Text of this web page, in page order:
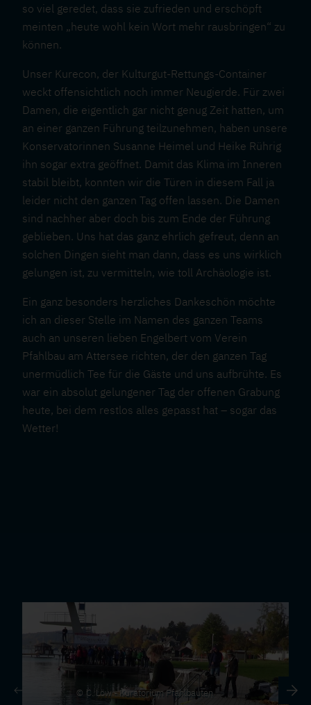
so viel geredet, dass sie zufrieden und erschöpft
meinten „heute wohl kein Wort mehr rausbringen“ zu
können.
Unser Kurecon, der Kulturgut-Rettungs-Container
weckt offensichtlich noch immer Neugierde. Für zwei
Damen, die eigentlich gar nicht genug Zeit hatten, um
an einer ganzen Führung teilzunehmen, haben unsere
Konservatorinnen Susanne Heimel und Heike Rührig
ihn sogar extra geöffnet. Damit das Klima im Inneren
stabil bleibt, konnten wir die Türen in diesem Fall ja
leider nicht den ganzen Tag offen lassen. Die Damen
sind nachher aber doch bis zum Ende der Führung
geblieben. Uns hat das ganz ehrlich gefreut, denn an
solchen Dingen sieht man dann, dass es uns wirklich
gelungen ist, zu vermitteln, wie toll Archäologie ist.
Ein ganz besonders herzliches Dankeschön möchte
ich an dieser Stelle im Namen des ganzen Teams
auch an unseren lieben Engelbert vom Verein
Pfahlbau am Attersee richten, der den ganzen Tag
unermüdlich Tee für die Gäste und uns aufbrühte. Es
war ein absolut gelungener Tag der offenen Grabung
heute, bei dem restlos alles gepasst hat – sogar das
Wetter!
Previous
C. Löw - Kuratorium Pfahlbauten
C. Löw - Kuratorium Pfahlbauten
Next